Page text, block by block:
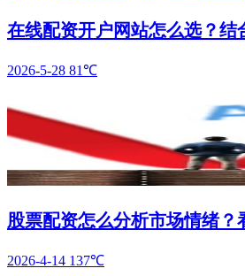
在线配资开户网站怎么选？
2026-5-28 81℃
股票配资怎么分析市场情绪？
2026-4-14 137℃